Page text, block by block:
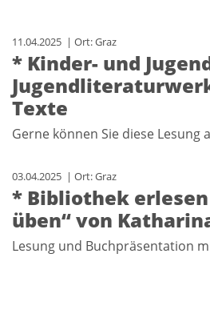
11.04.2025 | Ort: Graz
* Kinder- und
Texte
Gerne können Sie diese Lesung
03.04.2025 | Ort: Graz
* Bibliothek
üben“ von
Lesung und Buchpräsentation